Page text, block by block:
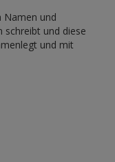
Namen und
schreibt und diese
und mit